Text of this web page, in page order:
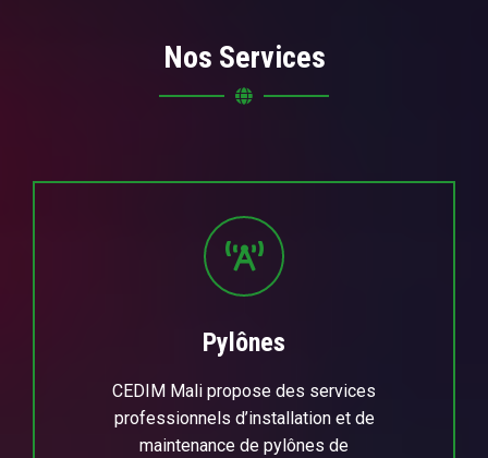
Nos Services
Pylônes
CEDIM Mali propose des services
professionnels d’installation et de
maintenance de pylônes de